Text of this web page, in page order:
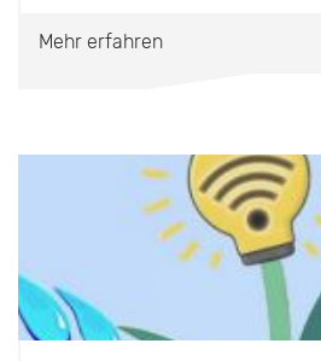
Mehr erfahren